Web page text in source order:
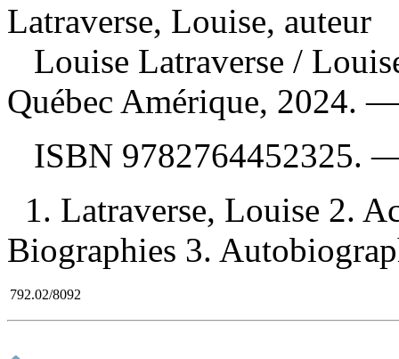
Latraverse, Louise, auteur
Louise Latraverse /
Québec Amérique, 2024.
ISBN 9782764452325.
1. Latraverse, Louise 2.
Biographies 3.
792.02/8092